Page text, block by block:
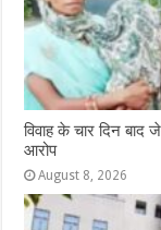
विवाह के चार दिन बाद
आरोप
August 8, 2026